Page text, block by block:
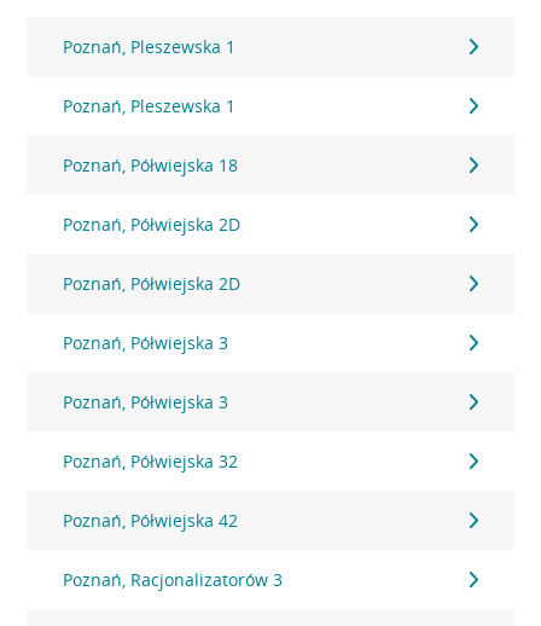
Poznań, Pleszewska 1
Poznań, Pleszewska 1
Poznań, Półwiejska 18
Poznań, Półwiejska 2D
Poznań, Półwiejska 2D
Poznań, Półwiejska 3
Poznań, Półwiejska 3
Poznań, Półwiejska 32
Poznań, Półwiejska 42
Poznań, Racjonalizatorów 3